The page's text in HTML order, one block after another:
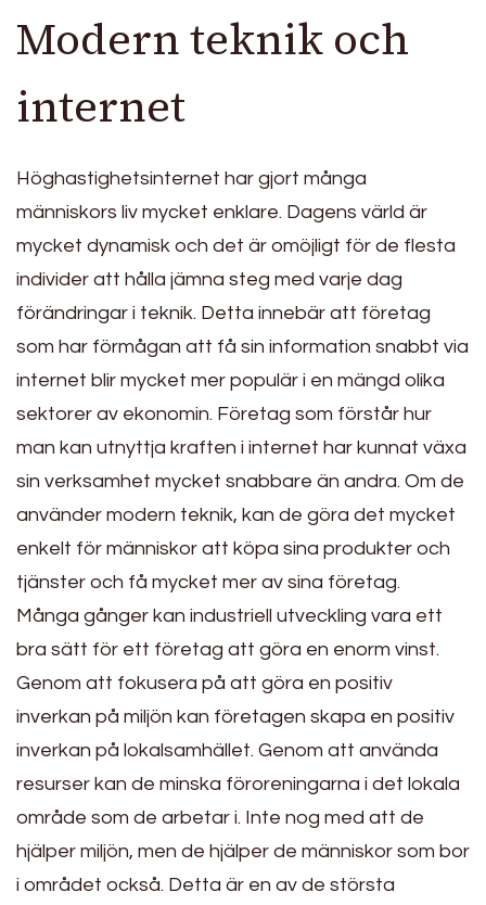
Modern teknik och
internet
Höghastighetsinternet har gjort många
människors liv mycket enklare. Dagens värld är
mycket dynamisk och det är omöjligt för de flesta
individer att hålla jämna steg med varje dag
förändringar i teknik. Detta innebär att företag
som har förmågan att få sin information snabbt via
internet blir mycket mer populär i en mängd olika
sektorer av ekonomin. Företag som förstår hur
man kan utnyttja kraften i internet har kunnat växa
sin verksamhet mycket snabbare än andra. Om de
använder modern teknik, kan de göra det mycket
enkelt för människor att köpa sina produkter och
tjänster och få mycket mer av sina företag.
Många gånger kan industriell utveckling vara ett
bra sätt för ett företag att göra en enorm vinst.
Genom att fokusera på att göra en positiv
inverkan på miljön kan företagen skapa en positiv
inverkan på lokalsamhället. Genom att använda
resurser kan de minska föroreningarna i det lokala
område som de arbetar i. Inte nog med att de
hjälper miljön, men de hjälper de människor som bor
i området också. Detta är en av de största